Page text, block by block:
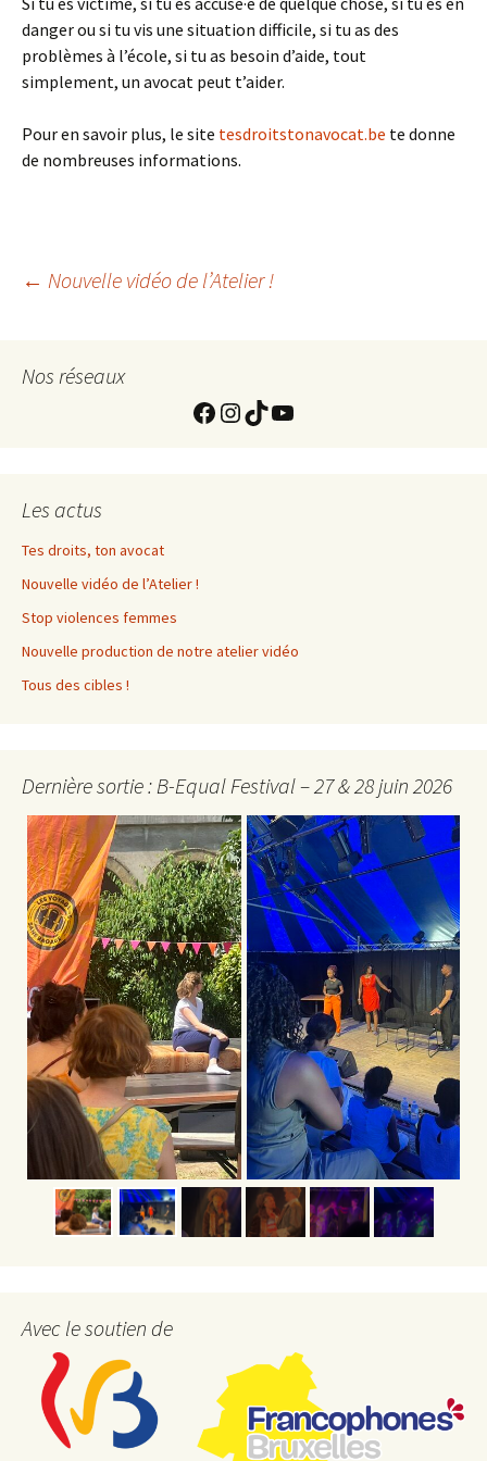
danger ou si tu vis une situation difficile, si tu as des
problèmes à l’école, si tu as besoin d’aide, tout
simplement, un avocat peut t’aider.
Pour en savoir plus, le site tesdroitstonavocat.be te donne
de nombreuses informations.
Navigation
de
← Nouvelle vidéo de l’Atelier !
Nos réseaux
https://
Instagram
TikTokYouTube
Les actus
Tes droits, ton avocat
Nouvelle vidéo de l’Atelier !
Stop violences femmes
Nouvelle production de notre atelier vidéo
Tous des cibles !
Dernière sortie : B-Equal Festival – 27 & 28 juin 2026
Avec le soutien de